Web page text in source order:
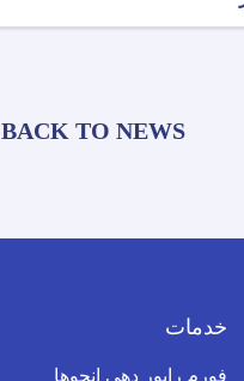
BACK TO NEWS
خدمات
فورم راپور دهی انجوها